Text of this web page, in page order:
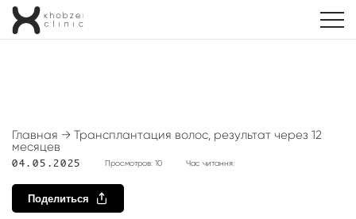
Главная → Трансплантация волос, результат через 12
месяцев
04.05.2025 Просмотров: 10 Час читання:
Поделиться